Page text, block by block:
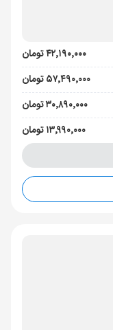
۴۲٬۱۹۰٬۰۰۰ تومان
۵۷٬۴۹۰٬۰۰۰ تومان
۳۰٬۸۹۰٬۰۰۰ تومان
۱۳٬۹۹۰٬۰۰۰ تومان